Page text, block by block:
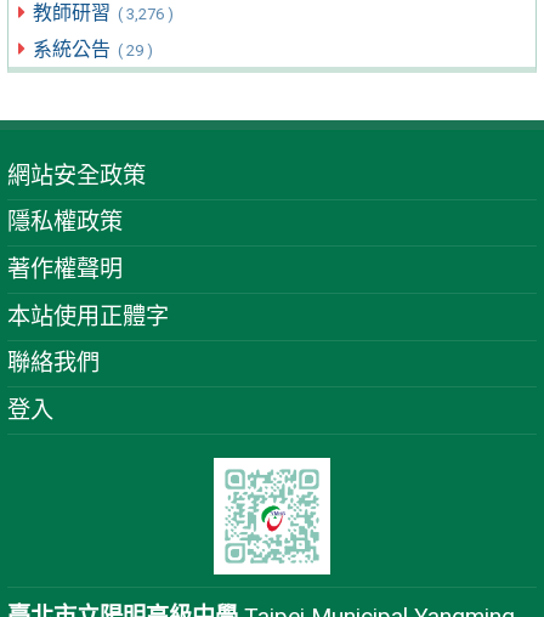
教師研習 ( 3,276 )
系統公告 ( 29 )
網站安全政策
隱私權政策
著作權聲明
本站使用正體字
聯絡我們
登入